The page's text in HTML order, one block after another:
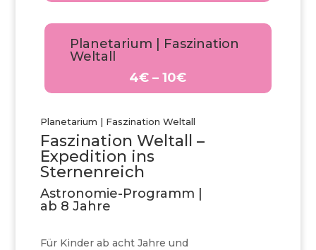
Planetarium | Faszination
Weltall
4€ – 10€
Planetarium | Faszination Weltall
Faszination Weltall –
Expedition ins
Sternenreich
Astronomie-Programm |
ab 8 Jahre
Für Kinder ab acht Jahre und